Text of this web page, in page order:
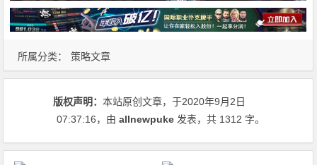
所属分类： 策略文章
版权声明：本站原创文章，于2020年9月2日
07:37:16，由allnewpuke 发表，共 1312 字。